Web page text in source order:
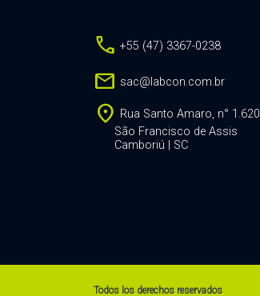
call +55 (47) 3367-0238
mail sac@labcon.com.br
location_on Rua Santo Amaro, n° 1.620
São Francisco de Assis
Camboriú | SC
Todos los derechos reservados